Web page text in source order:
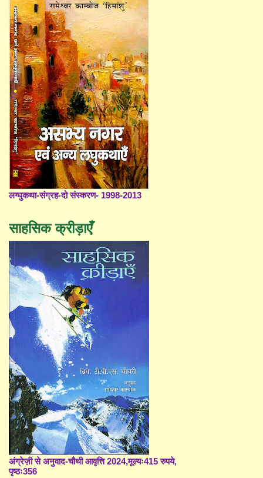
लग्घुकथा-संग्रह-दो संस्करण- 1998-2013
साहसिक क्रीड़ाएँ
अंग्रेज़ी से अनुवाद-चौथी आवृत्ति 2024,मूल्यः415 रुपये,
पृष्ठः356